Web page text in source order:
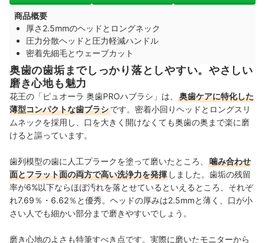
商品概要
厚さ2.5mmのヘッドとロングネック
圧力分散ヘッドと圧力軽減ハンドル
密着先細毛とウェーブカット
奥歯の歯垢までしっかり落としやすい。やさしい
磨き心地も魅力
花王の「ピュオーラ 奥歯PROハブラシ」は、
奥歯ケアに特化した
薄型コンパクトな歯ブラシです。密着小回りヘッドとロングスリ
ムネックを採用し、口を大きく開けなくても奥歯の奥まで楽に磨
けると謳っています。
歯列模型の歯に人工プラークを塗って磨いたところ、
噛み合わせ
面とフラット面の両方で高い洗浄力を発揮 しました。歯垢の残留
率が6%以下ならほぼ汚れを落とせているといえるところ、それぞ
れ7.69％・6.62％と優秀。ヘッドの厚みは2.5mmと薄く、口が小
さい人でも細かい部分まで磨きやすいでしょう。
磨き心地のよさも特筆すべき点です。実際に磨いたモニターから